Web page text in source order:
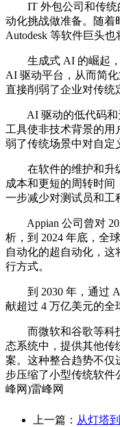
IT 外包公司和传统
动化挑战做准备。随着
Autodesk 等软件巨头
生成式 AI 的崛起，
AI 驱动平台，从而简
直接削弱了企业对传统
AI 驱动的低代码和
工具使非技术背景的用
弱了传统场景中对自定
在软件的维护和升级
成本和更短的周转时
一步减少对测试员和工
Appian 公司曾对
析，到 2024 年底，全
自动化的超自动化，这
行方式。
到 2030 年，通过 AI
献超过 4 万亿美元的全
而微软和谷歌等科
态系统中，提供其他
案。这种整合趋势不仅
步压缩了小型传统软件
峰网)雷峰网
上一篇： 从灯塔